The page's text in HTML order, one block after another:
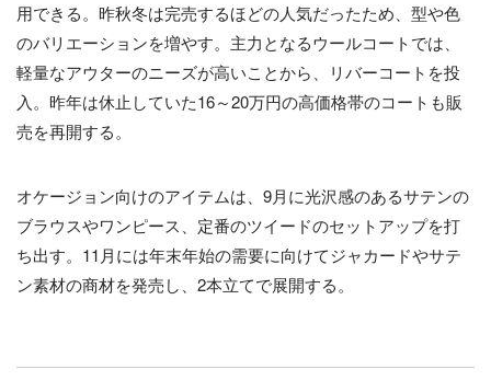
用できる。昨秋冬は完売するほどの人気だったため、型や色
のバリエーションを増やす。主力となるウールコートでは、
軽量なアウターのニーズが高いことから、リバーコートを投
入。昨年は休止していた16～20万円の高価格帯のコートも販
売を再開する。
オケージョン向けのアイテムは、9月に光沢感のあるサテンの
ブラウスやワンピース、定番のツイードのセットアップを打
ち出す。11月には年末年始の需要に向けてジャカードやサテ
ン素材の商材を発売し、2本立てで展開する。